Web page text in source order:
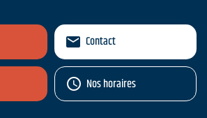
Contact
Nos horaires